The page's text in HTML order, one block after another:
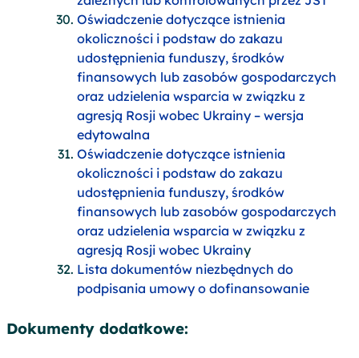
Oświadczenie dotyczące istnienia
okoliczności i podstaw do zakazu
udostępnienia funduszy, środków
finansowych lub zasobów gospodarczych
oraz udzielenia wsparcia w związku z
agresją Rosji wobec Ukrainy – wersja
edytowalna
Oświadczenie dotyczące istnienia
okoliczności i podstaw do zakazu
udostępnienia funduszy, środków
finansowych lub zasobów gospodarczych
oraz udzielenia wsparcia w związku z
agresją Rosji wobec Ukrainy
Lista dokumentów niezbędnych do
podpisania umowy o dofinansowanie
Dokumenty dodatkowe: